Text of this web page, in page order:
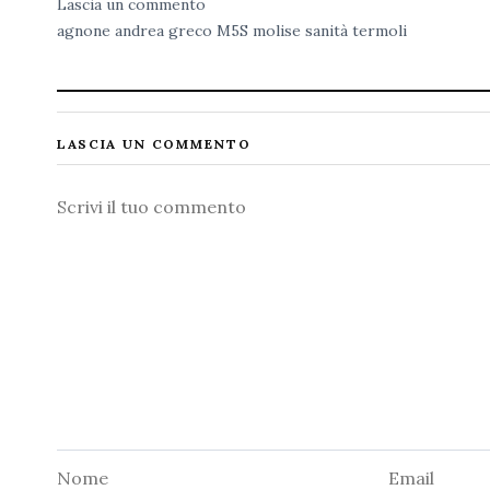
Lascia un commento
agnone andrea greco M5S molise sanità termoli
LASCIA UN COMMENTO
Commento